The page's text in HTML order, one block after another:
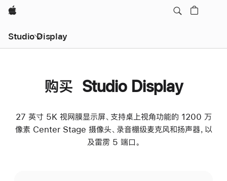
Apple
Studio Display
购买 Studio Display
27 英寸 5K 视网膜显示屏、支持桌上视角功能的 1200 万
像素 Center Stage 摄像头、录音棚级麦克风和扬声器，以
及雷雳 5 端口。